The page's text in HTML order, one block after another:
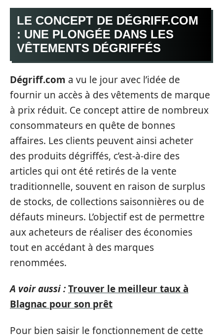
LE CONCEPT DE DÉGRIFF.COM
: UNE PLONGÉE DANS LES
VÊTEMENTS DÉGRIFFÉS
Dégriff.com a vu le jour avec l’idée de
fournir un accès à des vêtements de marque
à prix réduit. Ce concept attire de nombreux
consommateurs en quête de bonnes
affaires. Les clients peuvent ainsi acheter
des produits dégriffés, c’est-à-dire des
articles qui ont été retirés de la vente
traditionnelle, souvent en raison de surplus
de stocks, de collections saisonnières ou de
défauts mineurs. L’objectif est de permettre
aux acheteurs de réaliser des économies
tout en accédant à des marques
renommées.
A voir aussi :Trouver le meilleur taux à
Blagnac pour son prêt
Pour bien saisir le fonctionnement de cette